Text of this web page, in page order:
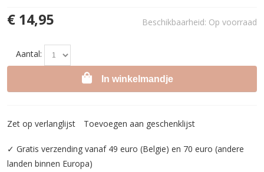
Beschikbaarheid: Op voorraad
€ 14,95
Aantal:
In winkelmandje
Zet op verlanglijst Toevoegen aan geschenklijst
✓ Gratis verzending vanaf 49 euro (Belgie) en 70 euro (andere
landen binnen Europa)